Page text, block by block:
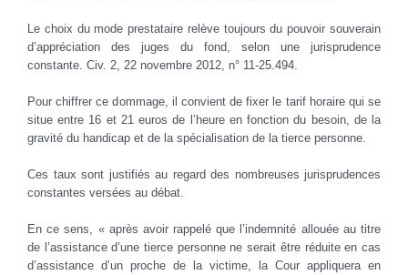
Le choix du mode prestataire relève toujours du pouvoir souverain
d’appréciation des juges du fond, selon une jurisprudence
constante. Civ. 2, 22 novembre 2012, n° 11-25.494.
Pour chiffrer ce dommage, il convient de fixer le tarif horaire qui se
situe entre 16 et 21 euros de l’heure en fonction du besoin, de la
gravité du handicap et de la spécialisation de la tierce personne.
Ces taux sont justifiés au regard des nombreuses jurisprudences
constantes versées au débat.
En ce sens, « après avoir rappelé que l’indemnité allouée au titre
de l’assistance d’une tierce personne ne serait être réduite en cas
d’assistance d’un proche de la victime, la Cour appliquera en